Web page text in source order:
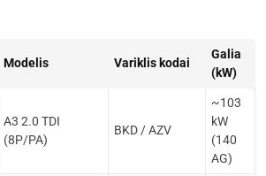
Modelis Variklis kodai
Galia
(kW)
A3 2.0 TDI
(8P/PA)
BKD / AZV
~103
kW
(140
AG)